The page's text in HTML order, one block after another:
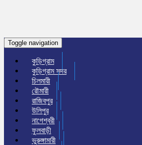
Toggle navigation
কুড়িগ্রাম
কুড়িগ্রাম সদর
চিলমারী
রৌমারী
রাজিবপুর
উলিপুর
নাগেশ্বরী
ফুলবাড়ী
ভুরুঙ্গামারী